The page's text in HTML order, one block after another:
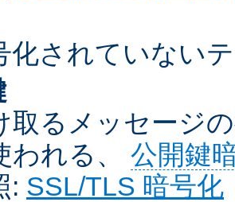
化されていない
取るメッセージ
われる、 公開鍵
: SSL/TLS 暗号化